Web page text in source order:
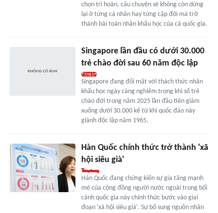
chọn trì hoãn, câu chuyện sẽ không còn dừng
lại ở từng cá nhân hay từng cặp đôi mà trở
thành bài toán nhân khẩu học của cả quốc gia.
Singapore lần đầu có dưới 30.000
trẻ chào đời sau 60 năm độc lập
Singapore đang đối mặt với thách thức nhân
khẩu học ngày càng nghiêm trọng khi số trẻ
chào đời trong năm 2025 lần đầu tiên giảm
xuống dưới 30.000 kể từ khi quốc đảo này
giành độc lập năm 1965.
Hàn Quốc chính thức trở thành 'xã
hội siêu già'
Hàn Quốc đang chứng kiến sự gia tăng mạnh
mẽ của cộng đồng người nước ngoài trong bối
cảnh quốc gia này chính thức bước vào giai
đoạn 'xã hội siêu già'. Sự bổ sung nguồn nhân